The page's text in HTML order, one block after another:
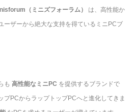
（ミニズフォーラム）
は、高性能か
ーザーから絶大な支持を得ているミニPCブ
も 高性能なミニPC を提供するブランドで
プPCからラップトップPCへと進化してきま